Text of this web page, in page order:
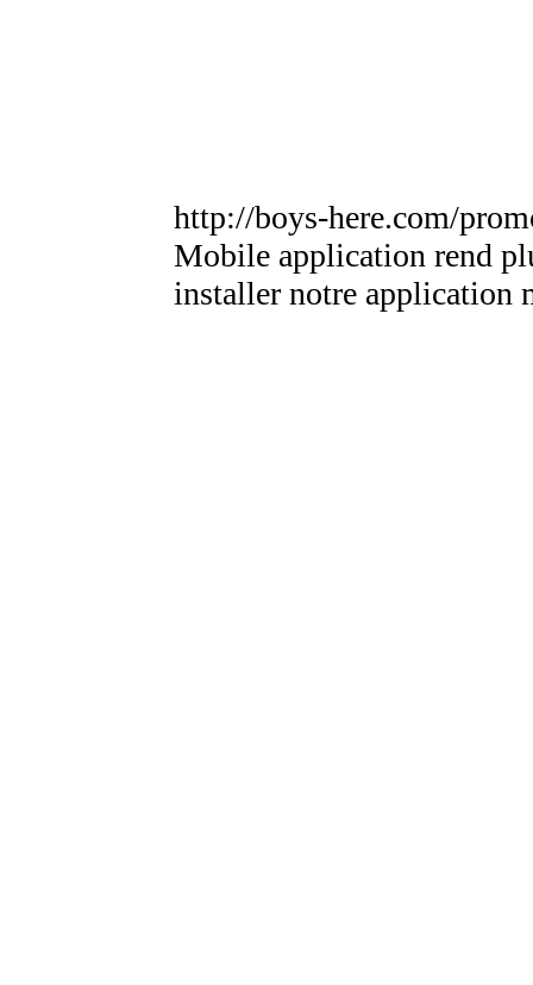
http://boys-here.com/
Mobile application rend
installer notre application